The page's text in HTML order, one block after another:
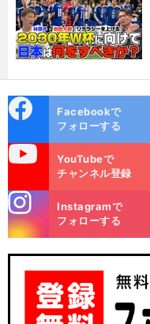
ok
Facebookで
フォローする
YouTubeで
チャンネル登録
m
Instagramで
フォローする